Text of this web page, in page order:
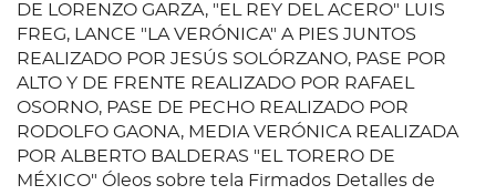
DE LORENZO GARZA, "EL REY DEL ACERO" LUIS
FREG, LANCE "LA VERÓNICA" A PIES JUNTOS
REALIZADO POR JESÚS SOLÓRZANO, PASE POR
ALTO Y DE FRENTE REALIZADO POR RAFAEL
OSORNO, PASE DE PECHO REALIZADO POR
RODOLFO GAONA, MEDIA VERÓNICA REALIZADA
POR ALBERTO BALDERAS "EL TORERO DE
MÉXICO" Óleos sobre tela Firmados Detalles de